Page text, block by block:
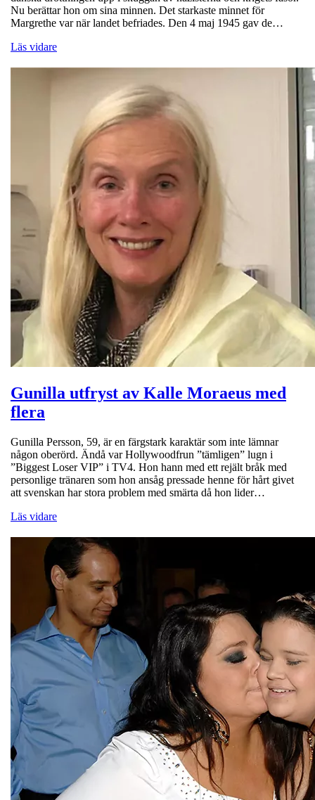
Nu berättar hon om sina minnen. Det starkaste minnet för
Margrethe var när landet befriades. Den 4 maj 1945 gav de…
Läs vidare
Gunilla utfryst av Kalle Moraeus med
flera
Gunilla Persson, 59, är en färgstark karaktär som inte lämnar
någon oberörd. Ändå var Hollywoodfrun ”tämligen” lugn i
”Biggest Loser VIP” i TV4. Hon hann med ett rejält bråk med
personlige tränaren som hon ansåg pressade henne för hårt givet
att svenskan har stora problem med smärta då hon lider…
Läs vidare